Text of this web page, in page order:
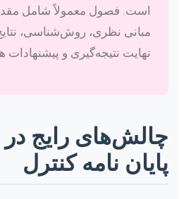
است. فصول معمولاً شامل
مبانی نظری، روش‌شناسی،
نهایت نتیجه‌گیری و پیشنهادات
چالش‌های رایج
پایان نامه کنترل